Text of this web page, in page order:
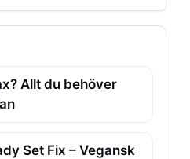
Allt du behöver
Set Fix – Vegansk